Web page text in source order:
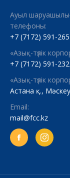
Ауыл
телефоны:
+7 (7172) 591-265
«Азық-түлік
+7 (7172) 591-232
«Азық-түлік
Астана қ.,
Email:
mail@fcc.kz
Facebook